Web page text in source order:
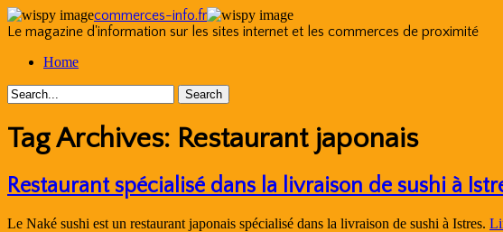
commerces-info.fr
Le magazine d'information sur les sites internet et les commerces de proximité
Skip
content
Home
Tag Archives: Restaurant japonais
Restaurant spécialisé dans la livraison de sushi à
Le Naké sushi est un restaurant japonais spécialisé dans la livraison de sushi à Istres.